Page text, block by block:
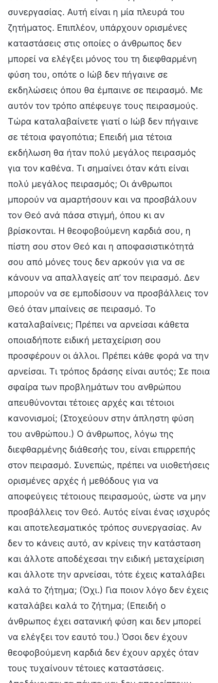
συνεργασίας. Αυτή είναι η μία πλευρά του
ζητήματος. Επιπλέον, υπάρχουν ορισμένες
καταστάσεις στις οποίες ο άνθρωπος δεν
μπορεί να ελέγξει μόνος του τη διεφθαρμένη
φύση του, οπότε ο Ιώβ δεν πήγαινε σε
εκδηλώσεις όπου θα έμπαινε σε πειρασμό. Με
αυτόν τον τρόπο απέφευγε τους πειρασμούς.
Τώρα καταλαβαίνετε γιατί ο Ιώβ δεν πήγαινε
σε τέτοια φαγοπότια; Επειδή μια τέτοια
εκδήλωση θα ήταν πολύ μεγάλος πειρασμός
για τον καθένα. Τι σημαίνει όταν κάτι είναι
πολύ μεγάλος πειρασμός; Οι άνθρωποι
μπορούν να αμαρτήσουν και να προσβάλουν
τον Θεό ανά πάσα στιγμή, όπου κι αν
βρίσκονται. Η θεοφοβούμενη καρδιά σου, η
πίστη σου στον Θεό και η αποφασιστικότητά
σου από μόνες τους δεν αρκούν για να σε
κάνουν να απαλλαγείς απ’ τον πειρασμό. Δεν
μπορούν να σε εμποδίσουν να προσβάλλεις τον
Θεό όταν μπαίνεις σε πειρασμό. Το
καταλαβαίνεις; Πρέπει να αρνείσαι κάθετα
οποιαδήποτε ειδική μεταχείριση σου
προσφέρουν οι άλλοι. Πρέπει κάθε φορά να την
αρνείσαι. Τι τρόπος δράσης είναι αυτός; Σε ποια
σφαίρα των προβλημάτων του ανθρώπου
απευθύνονται τέτοιες αρχές και τέτοιοι
κανονισμοί; (Στοχεύουν στην άπληστη φύση
του ανθρώπου.) Ο άνθρωπος, λόγω της
διεφθαρμένης διάθεσής του, είναι επιρρεπής
στον πειρασμό. Συνεπώς, πρέπει να υιοθετήσεις
ορισμένες αρχές ή μεθόδους για να
αποφεύγεις τέτοιους πειρασμούς, ώστε να μην
προσβάλλεις τον Θεό. Αυτός είναι ένας ισχυρός
και αποτελεσματικός τρόπος συνεργασίας. Αν
δεν το κάνεις αυτό, αν κρίνεις την κατάσταση
και άλλοτε αποδέχεσαι την ειδική μεταχείριση
και άλλοτε την αρνείσαι, τότε έχεις καταλάβει
καλά το ζήτημα; (Όχι.) Για ποιον λόγο δεν έχεις
καταλάβει καλά το ζήτημα; (Επειδή ο
άνθρωπος έχει σατανική φύση και δεν μπορεί
να ελέγξει τον εαυτό του.) Όσοι δεν έχουν
θεοφοβούμενη καρδιά δεν έχουν αρχές όταν
τους τυχαίνουν τέτοιες καταστάσεις.